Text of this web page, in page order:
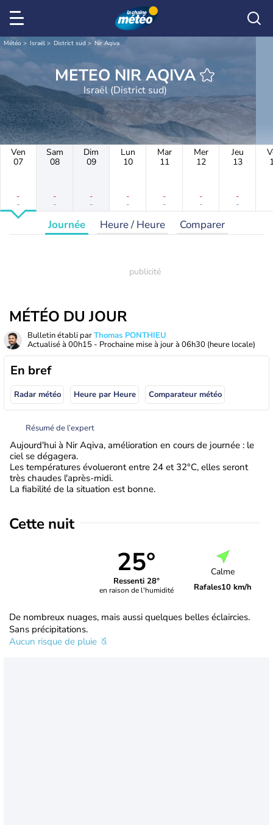
Météo Israël District sud Nir Aqiva
METEO NIR AQIVA
Israël (District sud)
Ven
07
-
-
Sam
08
-
-
Dim
09
-
-
Lun
10
-
-
Mar
11
-
-
Mer
12
-
-
Jeu
13
-
-
Journée Heure / Heure Comparer
MÉTÉO DU JOUR
Bulletin établi parThomas PONTHIEU
Actualisé à 00h15 - Prochaine mise à jour à 06h30 (heure locale)
En bref
Radar météo Heure par Heure Comparateur météo
Résumé de l’expert
Aujourd'hui à Nir Aqiva, amélioration en cours de journée : le
ciel se dégagera.
Les températures évolueront entre 24 et 32°C, elles seront
très chaudes l'après-midi.
La fiabilité de la situation est bonne.
Cette nuit
25°
Ressenti 28°
en raison de l'humidité
Calme
Rafales10 km/h
De nombreux nuages, mais aussi quelques belles éclaircies.
Sans précipitations.
Aucun risque de pluie